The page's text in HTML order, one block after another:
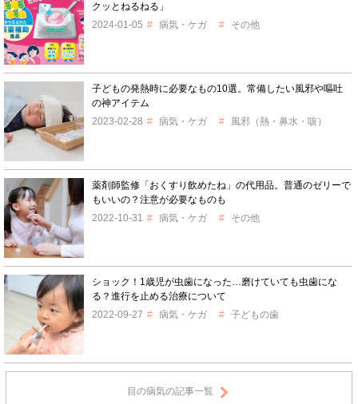
クッとねるねる」
2024-01-05
病気・ケガ その他
子どもの発熱時に必要なもの10選。常備したい風邪や嘔吐
の神アイテム
2023-02-28
病気・ケガ 風邪（熱・鼻水・咳）
薬剤師監修「おくすり飲めたね」の代用品。普通のゼリーで
もいいの？注意が必要なものも
2022-10-31
病気・ケガ その他
ショック！1歳児が虫歯になった…磨けていても虫歯にな
る？進行を止める治療について
2022-09-27
病気・ケガ 子どもの歯
目の病気の記事一覧